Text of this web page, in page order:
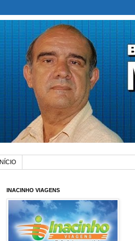
INÍCIO
INACINHO VIAGENS